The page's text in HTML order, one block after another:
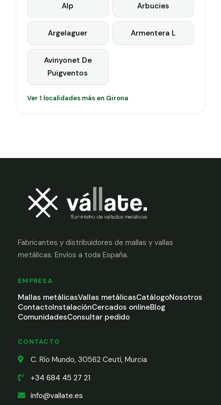
Alp Arbucies
Argelaguer Armentera L
Avinyonet De
Puigventos
Ver 1 localidades más en Girona
Fabricantes y distribuidores de mallas y vallas
metálicas. Envíos a toda España.
EMPRESA
Mallas metálicasVallas metálicasCatálogoNosotros
ContactoInstalaciónCercados onlineBlog
ComunidadesConsultar pedido
CONTACTO
C. Río Mundo, 30562 Ceutí, Murcia
+34 684 45 27 21
info@vallate.es